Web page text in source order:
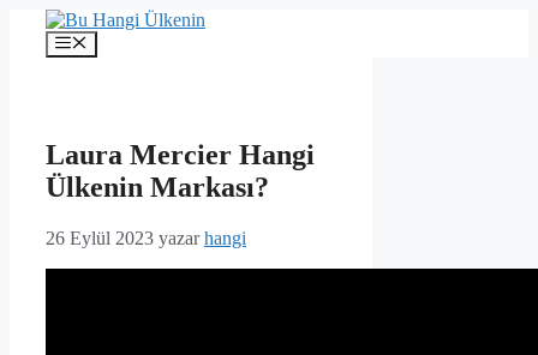
İçeriğe
Menü
Laura Mercier Hangi
Ülkenin Markası?
26 Eylül 2023 yazarhangi